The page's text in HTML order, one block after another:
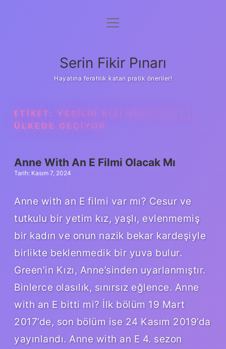
Gizlilik Politikası
Yasal Uyarı
menüyü
Serin Fikir Pınarı
Hayatına ferahlık katan pratik öneriler!
ETIKET: YEŞILIN KIZI ANNE HANGI
ÜLKEDE GEÇIYOR
Anne With An E Filmi Olacak Mı
Tarih: Kasım 7, 2024
Anne with an E filmi var mı? Cesur ve
tutkulu bir yetim kız, yaşlı, evlenmemiş
bir kadın ve onun nazik bekar kardeşiyle
birlikte beklenmedik bir yuva bulur.
Green’in Kızı, Anne’sinden uyarlanmıştır.
Binlerce olasılık, sınırsız eğlence. Anne
with an E bitti mi? İlk bölüm 19 Mart
2017’de, son bölüm ise 24 Kasım 2019’da
yayınlandı. Anne with an E 4. sezon